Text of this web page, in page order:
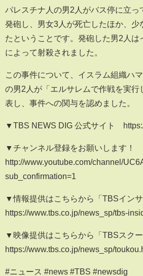
パレスチナ人の男2人がバス停に立っ
発砲し、男女3人が死亡したほか、少
たということです。発砲した男2人は
によって射殺されました。
この事件について、イスラム組織ハ
の男2人が「エルサレムで作戦を実行
表し、事件への関与を認めました。
▼TBS NEWS DIG 公式サイト
▼チャンネル登録をお願いします！
http://www.youtube.com/channel/
sub_confirmation=1
▼情報提供はこちらから「TBSインサ
https://www.tbs.co.jp/news_sp/tbs-
▼映像提供はこちらから「TBSスクー
https://www.tbs.co.jp/news_sp/
#ニュース #news #TBS #newsdig